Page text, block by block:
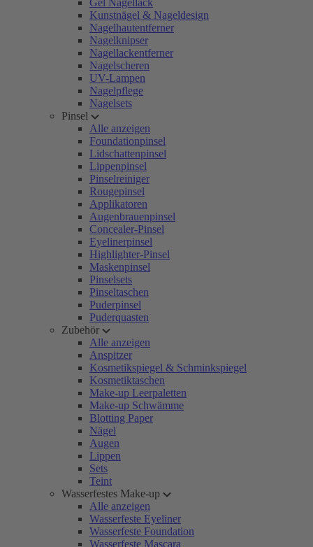
Gel Nagellack
Kunstnägel & Nageldesign
Nagelhautentferner
Nagelknipser
Nagellackentferner
Nagelscheren
UV-Lampen
Nagelpflege
Nagelsets
Pinsel
Alle anzeigen
Foundationpinsel
Lidschattenpinsel
Lippenpinsel
Pinselreiniger
Rougepinsel
Applikatoren
Augenbrauenpinsel
Concealer-Pinsel
Eyelinerpinsel
Highlighter-Pinsel
Maskenpinsel
Pinselsets
Pinseltaschen
Puderpinsel
Puderquasten
Zubehör
Alle anzeigen
Anspitzer
Kosmetikspiegel & Schminkspiegel
Kosmetiktaschen
Make-up Leerpaletten
Make-up Schwämme
Blotting Paper
Nägel
Augen
Lippen
Sets
Teint
Wasserfestes Make-up
Alle anzeigen
Wasserfeste Eyeliner
Wasserfeste Foundation
Wasserfeste Mascara